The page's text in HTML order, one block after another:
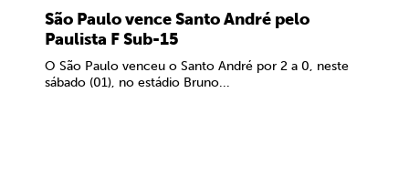
São Paulo vence Santo André pelo
Paulista F Sub-15
O São Paulo venceu o Santo André por 2 a 0, neste
sábado (01), no estádio Bruno...